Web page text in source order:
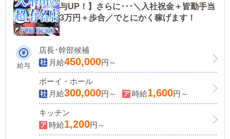
与UP！】さらに･･･＼入社祝金＋皆勤手当
3万円＋歩合／でとにかく稼げます！
給与
店長･幹部候補
月給450,000円～
ボーイ・ホール
月給300,000円～ 時給1,600円～
キッチン
時給1,200円～